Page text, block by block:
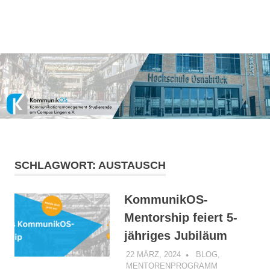
Zum
Inhalt
springen
am
Campus
Lingen
e.V.
SCHLAGWORT: AUSTAUSCH
KommunikOS-
Mentorship feiert 5-
jähriges Jubiläum
22 MÄRZ, 2024 KOMMUNIKOS
BLOG
MENTORENPROGRAMM